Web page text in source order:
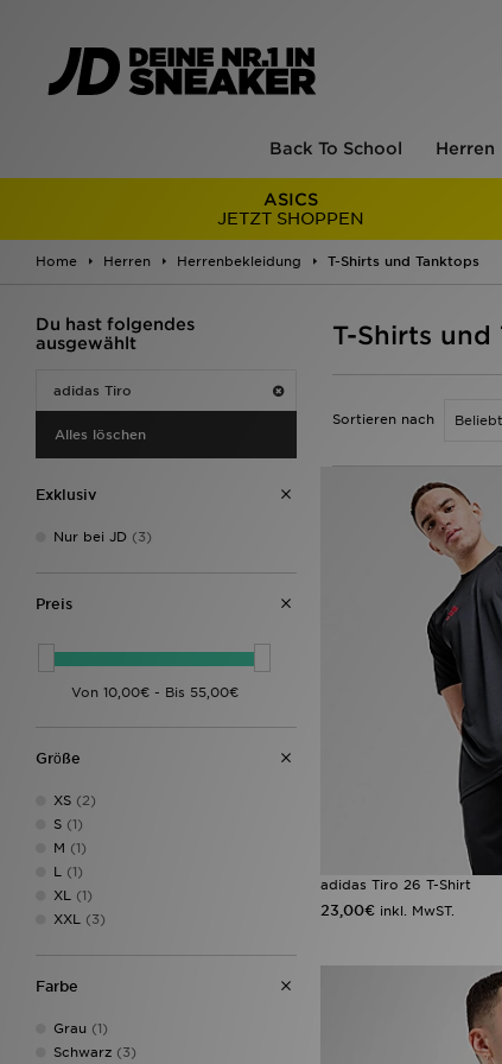
Back To School Herren
ASICS
JETZT SHOPPEN
Home Herren Herrenbekleidung T-Shirts und Tanktops
Du hast folgendes
ausgewählt
adidas Tiro
Alles löschen
Exklusiv
Nur bei JD (3)
Preis
Grӧße
XS (2)
S (1)
M (1)
L
(1)
XL
(1)
XXL
(3)
Farbe
Grau (1)
Schwarz (3)
T-Shirts und
Sortieren nach
adidas Tiro 26 T-Shirt
23,00€ inkl. MwST.